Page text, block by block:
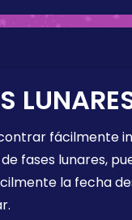
fácilmente
fases lunares,
la fecha